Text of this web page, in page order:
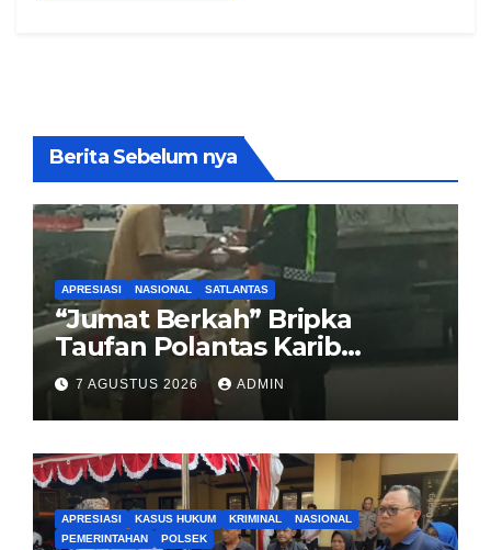
Berita Sebelum nya
APRESIASI NASIONAL SATLANTAS
“Jumat Berkah” Bripka
Taufan Polantas Karib
Bagikan Nasi Kotak untuk
Sopir Truk yang Mogok di KM
00 Pondok Aren
7 AGUSTUS 2026 ADMIN
APRESIASI KASUS HUKUM KRIMINAL
NASIONAL
PEMERINTAHAN
POLSEK